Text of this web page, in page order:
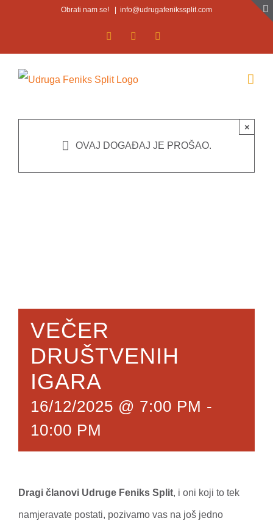
content
Obrati nam se! info@udrugafenikssplit.com
FacebookFacebook
OVAJ DOGAĐAJ JE PROŠAO.
×
VEČER
DRUŠTVENIH
IGARA
16/12/2025 @ 7:00 PM -
10:00 PM
Dragi članovi Udruge Feniks Split, i oni koji to tek
namjeravate postati, pozivamo vas na još jedno